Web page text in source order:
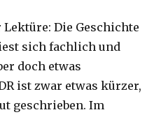
Die Geschichte
sich fachlich und
doch etwas
ist zwar etwas kürzer,
geschrieben. Im